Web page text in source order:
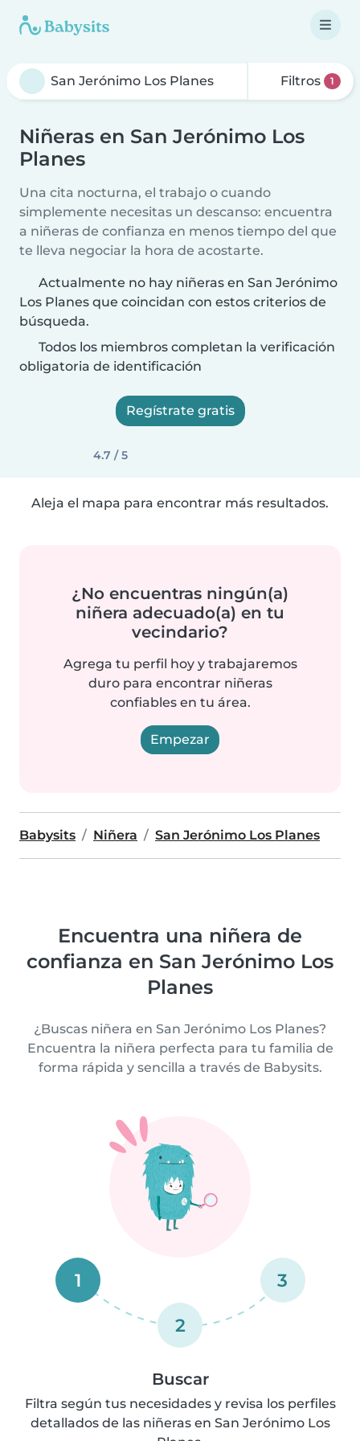
Filtros 1
Niñeras en San Jerónimo Los
Planes
Una cita nocturna, el trabajo o cuando
simplemente necesitas un descanso: encuentra
a niñeras de confianza en menos tiempo del que
te lleva negociar la hora de acostarte.
Actualmente no hay niñeras en San Jerónimo
Los Planes que coincidan con estos criterios de
búsqueda.
Todos los miembros completan la verificación
obligatoria de identificación
Regístrate gratis
4.7 / 5
Aleja el mapa para encontrar más resultados.
¿No encuentras ningún(a)
niñera adecuado(a) en tu
vecindario?
Agrega tu perfil hoy y trabajaremos
duro para encontrar niñeras
confiables en tu área.
Empezar
Babysits Niñera San Jerónimo Los Planes
Encuentra una niñera de
confianza en San Jerónimo Los
Planes
¿Buscas niñera en San Jerónimo Los Planes?
Encuentra la niñera perfecta para tu familia de
forma rápida y sencilla a través de Babysits.
1
2
3
Buscar
Filtra según tus necesidades y revisa los perfiles
detallados de las niñeras en San Jerónimo Los